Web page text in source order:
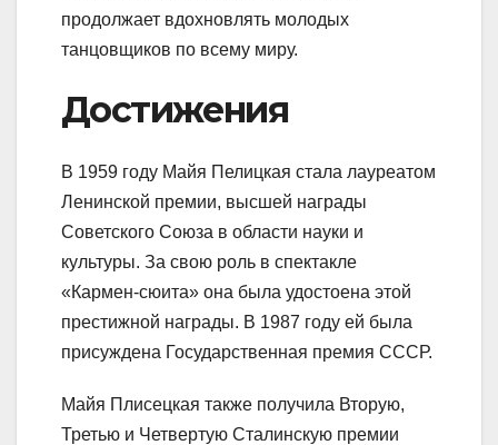
продолжает вдохновлять молодых
танцовщиков по всему миру.
Достижения
В 1959 году Майя Пелицкая стала лауреатом
Ленинской премии, высшей награды
Советского Союза в области науки и
культуры. За свою роль в спектакле
«Кармен-сюита» она была удостоена этой
престижной награды. В 1987 году ей была
присуждена Государственная премия СССР.
Майя Плисецкая также получила Вторую,
Третью и Четвертую Сталинскую премии